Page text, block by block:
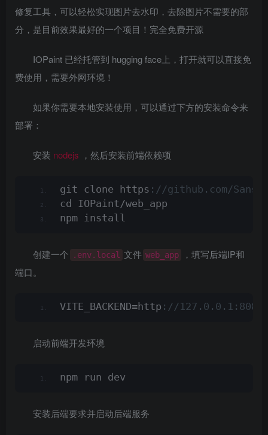
修复工具，可以轻松实现图片去水印，去除图片不需要的部
分，是目前效果最好的一个项目！完全免费开源
IOPaint 已经托管到 hugging face上，打开就可以直接免
费使用，需要外网环境！
如果你需要本地安装使用，可以通过下方的安装命令来
部署：
安装 nodejs ，然后安装前端依赖项
git clone https ://github.com/
cd IOPaint/web_app
npm install
创建一个 .env.local 文件 web_app
，填写后端IP和
端口。
VITE_BACKEND=http ://127.0.0.1:8080
启动前端开发环境
npm run dev
安装后端要求并启动后端服务